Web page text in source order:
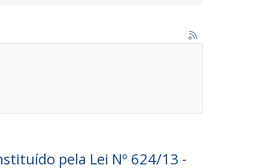
pela Lei Nº 624/13 -